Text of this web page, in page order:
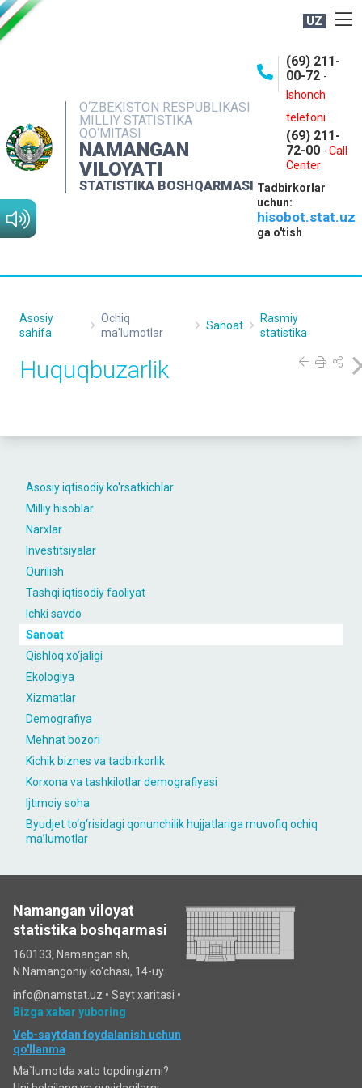
UZ
O‘ZBEKISTON RESPUBLIKASI
MILLIY STATISTIKA
QO‘MITASI
NAMANGAN
VILOYATI
STATISTIKA BOSHQARMASI
(69) 211-
00-72 -
Ishonch
telefoni
(69) 211-
72-00 - Call
Center
Tadbirkorlar
uchun:
hisobot.stat.uz
ga o'tish
NASHRLAR
INTERAKTIV XIZMATLAR
MATBUOT XIZMATI
MUROJAATLAR
Asosiy iqtisodiy ko'rsatkichlar
Milliy hisoblar
Narxlar
Investitsiyalar
Qurilish
Tashqi iqtisodiy faoliyat
Ichki savdo
Sanoat
Qishloq xo‘jaligi
Ekologiya
Xizmatlar
Demografiya
Mehnat bozori
Kichik biznes va tadbirkorlik
Korxona va tashkilotlar demografiyasi
Ijtimoiy soha
Byudjet to‘g‘risidagi qonunchilik hujjatlariga muvofiq ochiq
maʼlumotlar
Asosiy
sahifa
Ochiq
ma'lumotlar
Sanoat
Rasmiy
statistika
Huquqbuzarlik
Namangan viloyat
statistika boshqarmasi
160133, Namangan sh,
N.Namangoniy ko'chasi, 14-uy.
info@namstat.uz • Sayt xaritasi •
Bizga xabar yuboring
Veb-saytdan foydalanish uchun
qo'llanma
Ma`lumotda xato topdingizmi?